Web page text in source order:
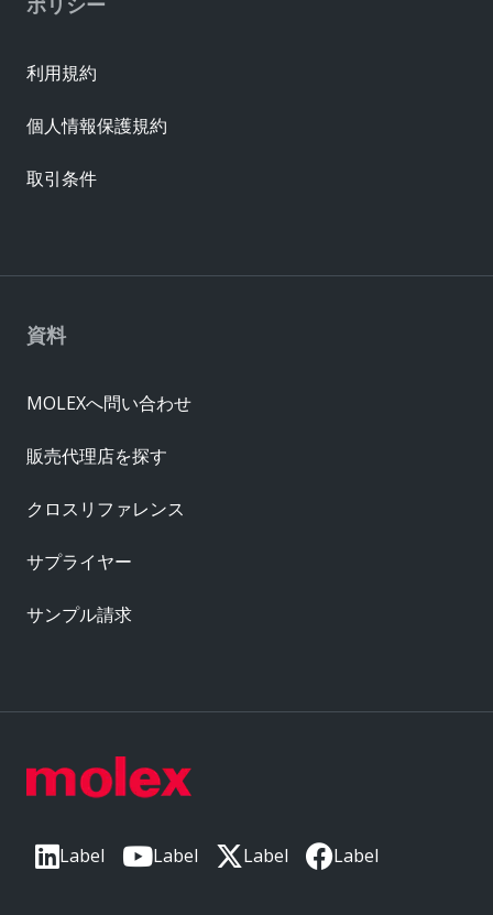
Label Label Label Label
資料
MOLEXへ問い合わせ
販売代理店を探す
クロスリファレンス
サプライヤー
サンプル請求
利用規約
個人情報保護規約
取引条件